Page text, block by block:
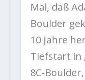
Mal, daß
Boulder
10 Jahre
Tiefstart in
8C-